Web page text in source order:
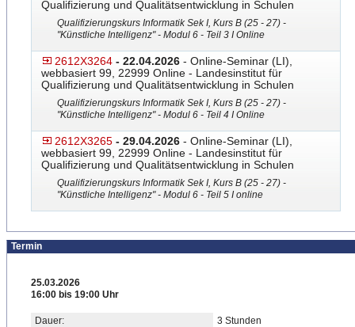
Qualifizierung und Qualitätsentwicklung in Schulen
Qualifizierungskurs Informatik Sek I, Kurs B (25 - 27) -
"Künstliche Intelligenz" - Modul 6 - Teil 3 I Online
2612X3264 - 22.04.2026 - Online-Seminar (LI),
webbasiert 99, 22999 Online - Landesinstitut für
Qualifizierung und Qualitätsentwicklung in Schulen
Qualifizierungskurs Informatik Sek I, Kurs B (25 - 27) -
"Künstliche Intelligenz" - Modul 6 - Teil 4 I Online
2612X3265 - 29.04.2026 - Online-Seminar (LI),
webbasiert 99, 22999 Online - Landesinstitut für
Qualifizierung und Qualitätsentwicklung in Schulen
Qualifizierungskurs Informatik Sek I, Kurs B (25 - 27) -
"Künstliche Intelligenz" - Modul 6 - Teil 5 I online
Termin
25.03.2026
16:00 bis 19:00 Uhr
Dauer: 3 Stunden